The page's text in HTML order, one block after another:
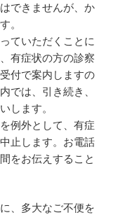
できませんが、か
。
ていただくことに
有症状の方の診察
付で案内しますの
では、引き続き、
します。
例外として、有症
止します。お電話
をお伝えすること
、多大なご不便を